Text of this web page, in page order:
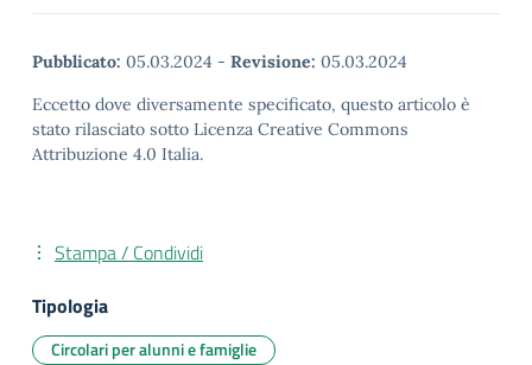
Pubblicato: 05.03.2024 - Revisione: 05.03.2024
Eccetto dove diversamente specificato, questo articolo è
stato rilasciato sotto Licenza Creative Commons
Attribuzione 4.0 Italia.
Stampa / Condividi
Tipologia
Circolari per alunni e famiglie